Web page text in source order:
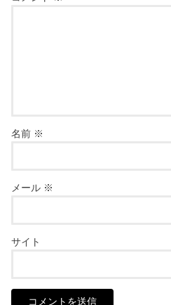
名前 ※
メール ※
サイト